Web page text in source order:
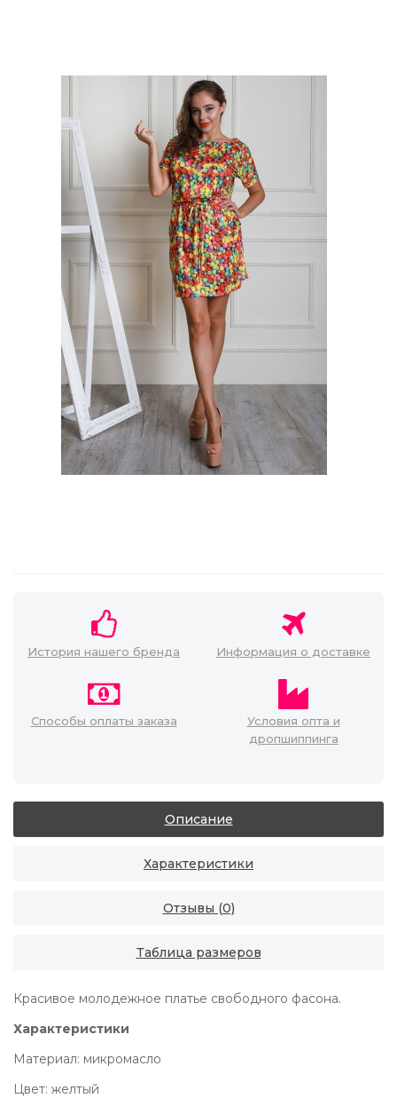
История нашего бренда Информация о доставке
Способы оплаты заказа
Условия опта и
дропшиппинга
Описание
Характеристики
Отзывы (0)
Таблица размеров
Красивое молодежное платье свободного фасона.
Характеристики
Материал: микромасло
Цвет: желтый